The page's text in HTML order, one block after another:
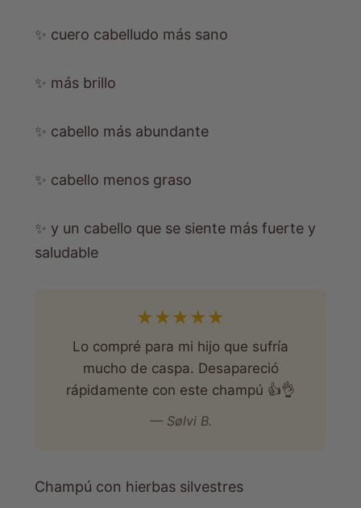
✨ cuero cabelludo más sano
✨ más brillo
✨ cabello más abundante
✨ cabello menos graso
✨ y un cabello que se siente más fuerte y
saludable
★★★★★
Lo compré para mi hijo que sufría
mucho de caspa. Desapareció
rápidamente con este champú 👍👌
— Sølvi B.
Champú con hierbas silvestres